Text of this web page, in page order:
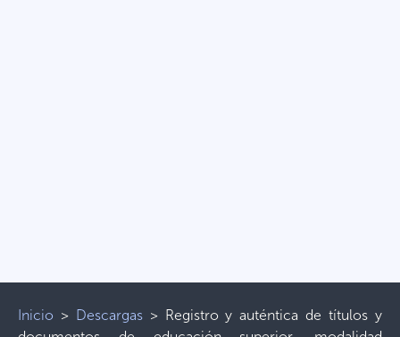
Inicio > Descargas> Registro y auténtica de títulos y